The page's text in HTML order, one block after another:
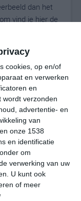
cookies, op en/of
en verwerken
en
wordt verzonden
advertentie- en
van
onze 1538
en identificatie
om
verwerking van uw
U kunt ook
of meer
dan het
vind je hier de
der Hallertau.
di
30° 17°